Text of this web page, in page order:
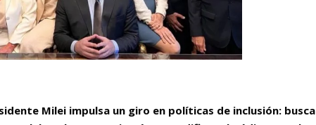
Milei impulsa un giro en políticas de inclusión: busca